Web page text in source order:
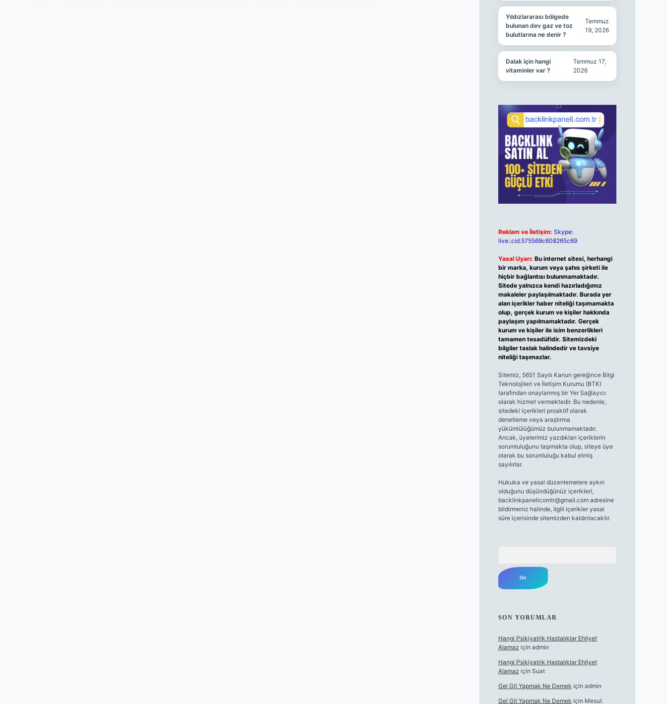
Yıldızlararası bölgede
bulunan dev gaz ve toz
bulutlarına ne denir ?
Temmuz
19, 2026
Dalak için hangi
vitaminler var ?
Temmuz 17,
2026
Reklam ve İletişim: Skype:
live:.cid.575569c608265c69
Yasal Uyarı: Bu internet sitesi, herhangi
bir marka, kurum veya şahıs şirketi ile
hiçbir bağlantısı bulunmamaktadır.
Sitede yalnızca kendi hazırladığımız
makaleler paylaşılmaktadır. Burada yer
alan içerikler haber niteliği taşımamakta
olup, gerçek kurum ve kişiler hakkında
paylaşım yapılmamaktadır. Gerçek
kurum ve kişiler ile isim benzerlikleri
tamamen tesadüfidir. Sitemizdeki
bilgiler taslak halindedir ve tavsiye
niteliği taşımazlar.
Sitemiz, 5651 Sayılı Kanun gereğince Bilgi
Teknolojileri ve İletişim Kurumu (BTK)
tarafından onaylanmış bir Yer Sağlayıcı
olarak hizmet vermektedir. Bu nedenle,
sitedeki içerikleri proaktif olarak
denetleme veya araştırma
yükümlülüğümüz bulunmamaktadır.
Ancak, üyelerimiz yazdıkları içeriklerin
sorumluluğunu taşımakta olup, siteye üye
olarak bu sorumluluğu kabul etmiş
sayılırlar.
Hukuka ve yasal düzenlemelere aykırı
olduğunu düşündüğünüz içerikleri,
backlinkpanelicomtr@gmail.comadresine
bildirmeniz halinde, ilgili içerikler yasal
süre içerisinde sitemizden kaldırılacaktır.
SON YORUMLAR
Hangi Psikiyatrik Hastalıklar Ehliyet
Alamaz için admin
Hangi Psikiyatrik Hastalıklar Ehliyet
Alamaz için Suat
Gel Git Yapmak Ne Demek için admin
Gel Git Yapmak Ne Demek için Mesut